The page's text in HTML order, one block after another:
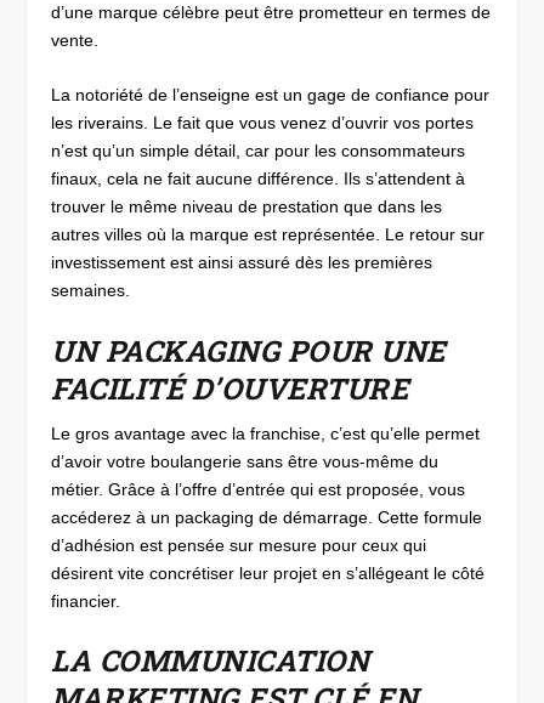
d’une marque célèbre peut être prometteur en termes de
vente.
La notoriété de l’enseigne est un gage de confiance pour
les riverains. Le fait que vous venez d’ouvrir vos portes
n’est qu’un simple détail, car pour les consommateurs
finaux, cela ne fait aucune différence. Ils s’attendent à
trouver le même niveau de prestation que dans les
autres villes où la marque est représentée. Le retour sur
investissement est ainsi assuré dès les premières
semaines.
UN PACKAGING POUR UNE
FACILITÉ D’OUVERTURE
Le gros avantage avec la franchise, c’est qu’elle permet
d’avoir votre boulangerie sans être vous-même du
métier. Grâce à l’offre d’entrée qui est proposée, vous
accéderez à un packaging de démarrage. Cette formule
d’adhésion est pensée sur mesure pour ceux qui
désirent vite concrétiser leur projet en s’allégeant le côté
financier.
LA COMMUNICATION